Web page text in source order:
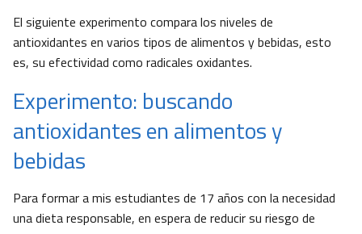
El siguiente experimento compara los niveles de
antioxidantes en varios tipos de alimentos y bebidas, esto
es, su efectividad como radicales oxidantes.
Experimento: buscando
antioxidantes en alimentos y
bebidas
Para formar a mis estudiantes de 17 años con la necesidad
una dieta responsable, en espera de reducir su riesgo de